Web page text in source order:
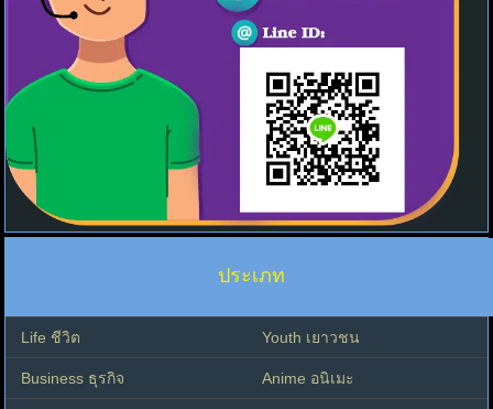
ประเภท
Life ชีวิต Youth เยาวชน
Business ธุรกิจ Anime อนิเมะ